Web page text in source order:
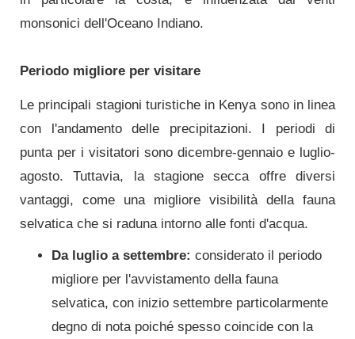
monsonici dell'Oceano Indiano.
Periodo migliore per visitare
Le principali stagioni turistiche in Kenya sono in linea
con l'andamento delle precipitazioni. I periodi di
punta per i visitatori sono dicembre-gennaio e luglio-
agosto. Tuttavia, la stagione secca offre diversi
vantaggi, come una migliore visibilità della fauna
selvatica che si raduna intorno alle fonti d'acqua.
Da luglio a settembre: considerato il periodo
migliore per l'avvistamento della fauna
selvatica, con inizio settembre particolarmente
degno di nota poiché spesso coincide con la